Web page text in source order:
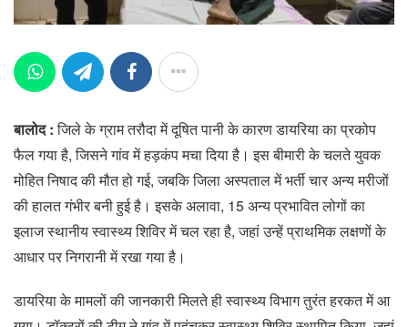
बालोद :जिले के ग्राम तरौदा में दूषित पानी के कारण डायरिया का प्रकोप
फैल गया है, जिसने गांव में हड़कंप मचा दिया है। इस बीमारी के चलते युवक
मोहित निषाद की मौत हो गई, जबकि जिला अस्पताल में भर्ती चार अन्य मरीजों
की हालत गंभीर बनी हुई है। इसके अलावा, 15 अन्य प्रभावित लोगों का
इलाज स्थानीय स्वास्थ्य शिविर में चल रहा है, जहां उन्हें प्राथमिक लक्षणों के
आधार पर निगरानी में रखा गया है।
डायरिया के मामलों की जानकारी मिलते ही स्वास्थ्य विभाग तुरंत हरकत में आ